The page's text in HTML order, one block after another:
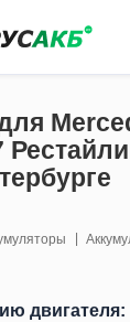
двигателя: